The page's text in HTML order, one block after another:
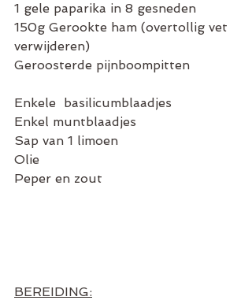
1 gele paparika in 8 gesneden
150g Gerookte ham (overtollig vet
verwijderen)
Geroosterde pijnboompitten
Enkele  basilicumblaadjes
Enkel muntblaadjes
Sap van 1 limoen
Olie
Peper en zout
BEREIDING: